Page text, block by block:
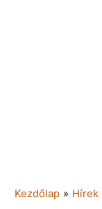
Kezdőlap » Hírek